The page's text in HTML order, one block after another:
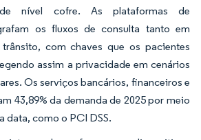
nível cofre. As plataformas de
os fluxos de consulta tanto em
com chaves que os pacientes
assim a privacidade em cenários
Os serviços bancários, financeiros e
43,89% da demanda de 2025 por meio
data, como o PCI DSS.